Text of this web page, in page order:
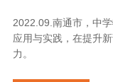
2022.09.南通市，中
应用与实践，在提升
力。